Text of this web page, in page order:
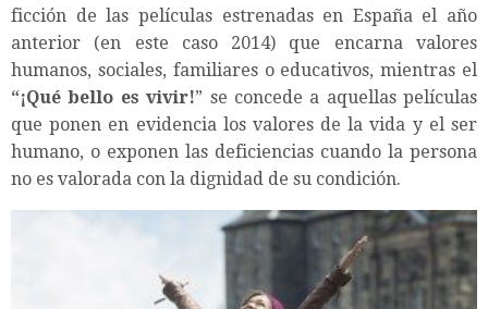
ficción de las películas estrenadas en España el año
anterior (en este caso 2014) que encarna valores
humanos, sociales, familiares o educativos, mientras el
“¡Qué bello es vivir!” se concede a aquellas películas
que ponen en evidencia los valores de la vida y el ser
humano, o exponen las deficiencias cuando la persona
no es valorada con la dignidad de su condición.